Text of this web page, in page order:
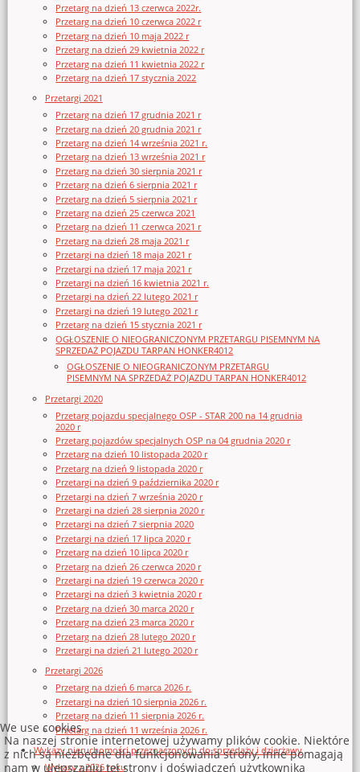
Przetarg na dzień 13 czerwca 2022r.
Przetarg na dzień 10 czerwca 2022 r
Przetarg na dzień 10 maja 2022 r
Przetarg na dzień 29 kwietnia 2022 r
Przetarg na dzień 11 kwietnia 2022 r
Przetarg na dzień 17 stycznia 2022
Przetargi 2021
Przetarg na dzień 17 grudnia 2021 r
Przetarg na dzień 20 grudnia 2021 r
Przetarg na dzień 14 września 2021 r.
Przetarg na dzień 13 września 2021 r
Przetarg na dzień 30 sierpnia 2021 r
Przetarg na dzień 6 sierpnia 2021 r
Przetarg na dzień 5 sierpnia 2021 r
Przetarg na dzień 25 czerwca 2021
Przetarg na dzień 11 czerwca 2021 r
Przetarg na dzień 28 maja 2021 r
Przetargi na dzień 18 maja 2021 r
Przetargi na dzień 17 maja 2021 r
Przetargi na dzień 16 kwietnia 2021 r.
Przetargi na dzień 22 lutego 2021 r
Przetargi na dzień 19 lutego 2021 r
Przetarg na dzień 15 stycznia 2021 r
OGŁOSZENIE O NIEOGRANICZONYM PRZETARGU PISEMNYM NA
SPRZEDAŻ POJAZDU TARPAN HONKER4012
OGŁOSZENIE O NIEOGRANICZONYM PRZETARGU
PISEMNYM NA SPRZEDAŻ POJAZDU TARPAN HONKER4012
Przetargi 2020
Przetarg pojazdu specjalnego OSP - STAR 200 na 14 grudnia
2020 r
Przetarg pojazdów specjalnych OSP na 04 grudnia 2020 r
Przetarg na dzień 10 listopada 2020 r
Przetarg na dzień 9 listopada 2020 r
Przetargi na dzień 9 października 2020 r
Przetargi na dzień 7 września 2020 r
Przetargi na dzień 28 sierpnia 2020 r
Przetargi na dzień 7 sierpnia 2020
Przetargi na dzień 17 lipca 2020 r
Przetarg na dzień 10 lipca 2020 r
Przetarg na dzień 26 czerwca 2020 r
Przetargi na dzień 19 czerwca 2020 r
Przetargi na dzień 3 kwietnia 2020 r
Przetarg na dzień 30 marca 2020 r
Przetarg na dzień 23 marca 2020 r
Przetarg na dzień 28 lutego 2020 r
Przetargi na dzień 21 lutego 2020 r
Przetargi 2026
Przetarg na dzień 6 marca 2026 r.
Przetargi na dzień 10 sierpnia 2026 r.
Przetarg na dzień 11 sierpnia 2026 r.
Przetarg na dzień 11 września 2026 r.
Wykazy nieruchomości przeznaczonych do sprzedaży i dzierżawy
Wykazy z 2026 roku
We use cookies
Na naszej stronie internetowej używamy plików cookie. Niektóre
z nich są niezbędne dla funkcjonowania strony, inne pomagają
nam w ulepszaniu tej strony i doświadczeń użytkownika